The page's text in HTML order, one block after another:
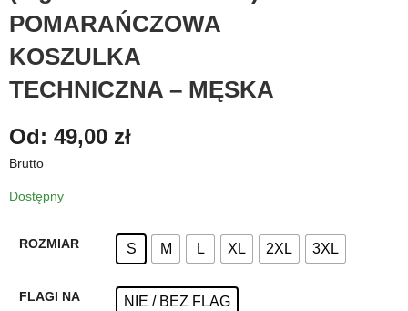
POMARAŃCZOWA
KOSZULKA
TECHNICZNA – MĘSKA
Od: 49,00 zł
Brutto
Dostępny
ROZMIAR S M L XL 2XL 3XL
FLAGI NA
NIE / BEZ FLAG